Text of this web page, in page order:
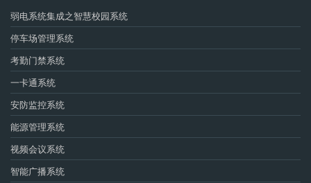
弱电系统集成之智慧校园系统
停车场管理系统
考勤门禁系统
一卡通系统
安防监控系统
能源管理系统
视频会议系统
智能广播系统